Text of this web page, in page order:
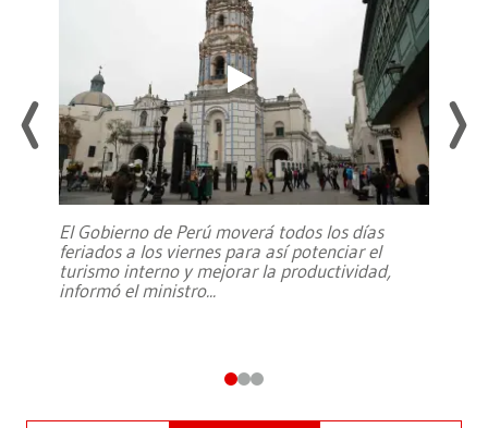
El Gobierno de Perú moverá todos los días
feriados a los viernes para así potenciar el
turismo interno y mejorar la productividad,
informó el ministro...